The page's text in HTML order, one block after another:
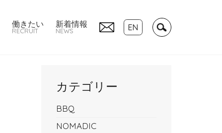
働きたい
RECRUIT
新着情報
NEWS EN
カテゴリー
BBQ
NOMADIC